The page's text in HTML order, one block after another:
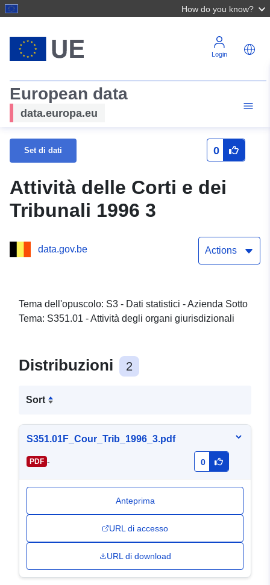
How do you know?
Login
European data
data.europa.eu
Set di dati 0
Attività delle Corti e dei
Tribunali 1996 3
data.gov.be Actions
Tema dell'opuscolo: S3 - Dati statistici - Azienda Sotto
Tema: S351.01 - Attività degli organi giurisdizionali
Distribuzioni 2
Sort
S351.01F_Cour_Trib_1996_3.pdf
PDF - 0
Anteprima
URL di accesso
URL di download